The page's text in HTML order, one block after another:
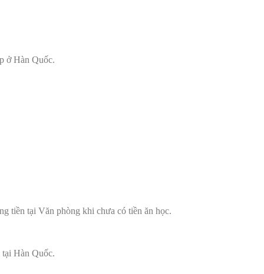
ở Hàn Quốc.
tiền tại Văn phòng khi chưa có tiền ăn học.
Hàn Quốc.